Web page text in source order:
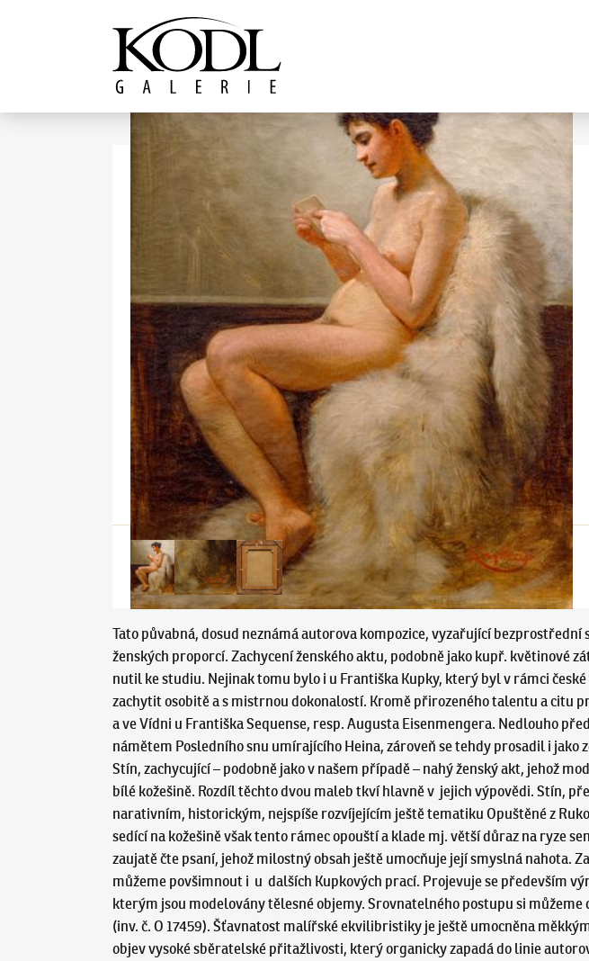
Galerie KODL
Tato půvabná, dosud neznámá autorova kompozice, vyzařující
ženských proporcí. Zachycení ženského aktu, podobně jako kupř. květinové
nutil ke studiu. Nejinak tomu bylo i u Františka Kupky, který byl v rámci
zachytit osobitě a s mistrnou dokonalostí. Kromě přirozeného talentu a citu
a ve Vídni u Františka Sequense, resp. Augusta Eisenmengera. Nedlouho
námětem Posledního snu umírajícího Heina, zároveň se tehdy prosadil i
Stín, zachycující – podobně jako v našem případě – nahý ženský akt, jehož
bílé kožešině. Rozdíl těchto dvou maleb tkví hlavně v jejich výpovědi. Stín,
narativním, historickým, nejspíše rozvíjejícím ještě tematiku Opuštěné z
sedící na kožešině však tento rámec opouští a klade mj. větší důraz na ryze
zaujatě čte psaní, jehož milostný obsah ještě umocňuje její smyslná nahota.
můžeme povšimnout i u dalších Kupkových prací. Projevuje se především
kterým jsou modelovány tělesné objemy. Srovnatelného postupu si
(inv. č. O 17459). Šťavnatost malířské ekvilibristiky je ještě umocněna
objev vysoké sběratelské přitažlivosti, který organicky zapadá do linie